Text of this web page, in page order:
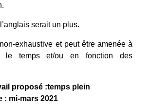
serait un plus.
exhaustive et peut être amenée à
le temps et/ou en fonction des
proposé :temps plein
: mi-mars 2021